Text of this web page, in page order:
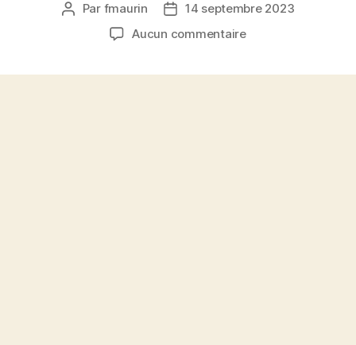
Auteur
Par fmaurin
Date14 septembre 2023
Aucun commentairesur